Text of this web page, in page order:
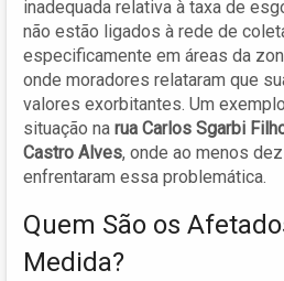
inadequada relativa à taxa de
não estão ligados à rede de
especificamente em áreas da
onde moradores relataram que
valores exorbitantes. Um
situação na rua Carlos Sgarbi
Castro Alves, onde ao menos
enfrentaram essa problemática.
Quem São os
Medida?